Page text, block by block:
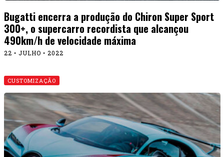
Bugatti encerra a produção do Chiron Super Sport
300+, o supercarro recordista que alcançou
490km/h de velocidade máxima
22 • JULHO • 2022
CUSTOMIZAÇÃO